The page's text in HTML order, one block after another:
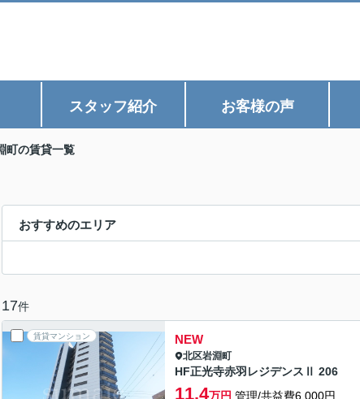
スタッフ紹介 お客様の声
町の賃貸一覧
おすすめのエリア
17件
賃貸マンション NEW
北区岩淵町
HF正光寺赤羽レジデンスⅡ 206
11.4万円 管理/共益費6,000円